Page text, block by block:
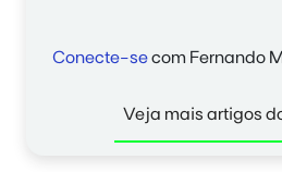
Conecte-secom Fernando
Veja mais artigos